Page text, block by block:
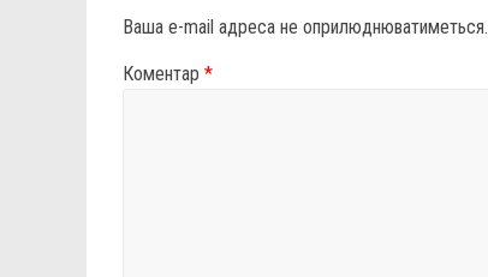
Ваша e-mail адреса не оприлюднюватиметься.
Коментар *